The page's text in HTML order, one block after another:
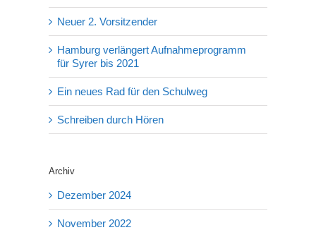
Neuer 2. Vorsitzender
Hamburg verlängert Aufnahmeprogramm
für Syrer bis 2021
Ein neues Rad für den Schulweg
Schreiben durch Hören
Archiv
Dezember 2024
November 2022